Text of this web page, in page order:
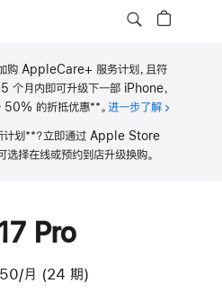
购 AppleCare+ 服务计划，且符
个月内即可升级下一部 iPhone，
50% 的折抵优惠**。 进一步了解关于
划 **？立即通过 Apple Store
选择在线或预约到店升级换购。
Pro
月 (24 期)